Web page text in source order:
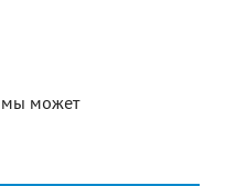
мы может